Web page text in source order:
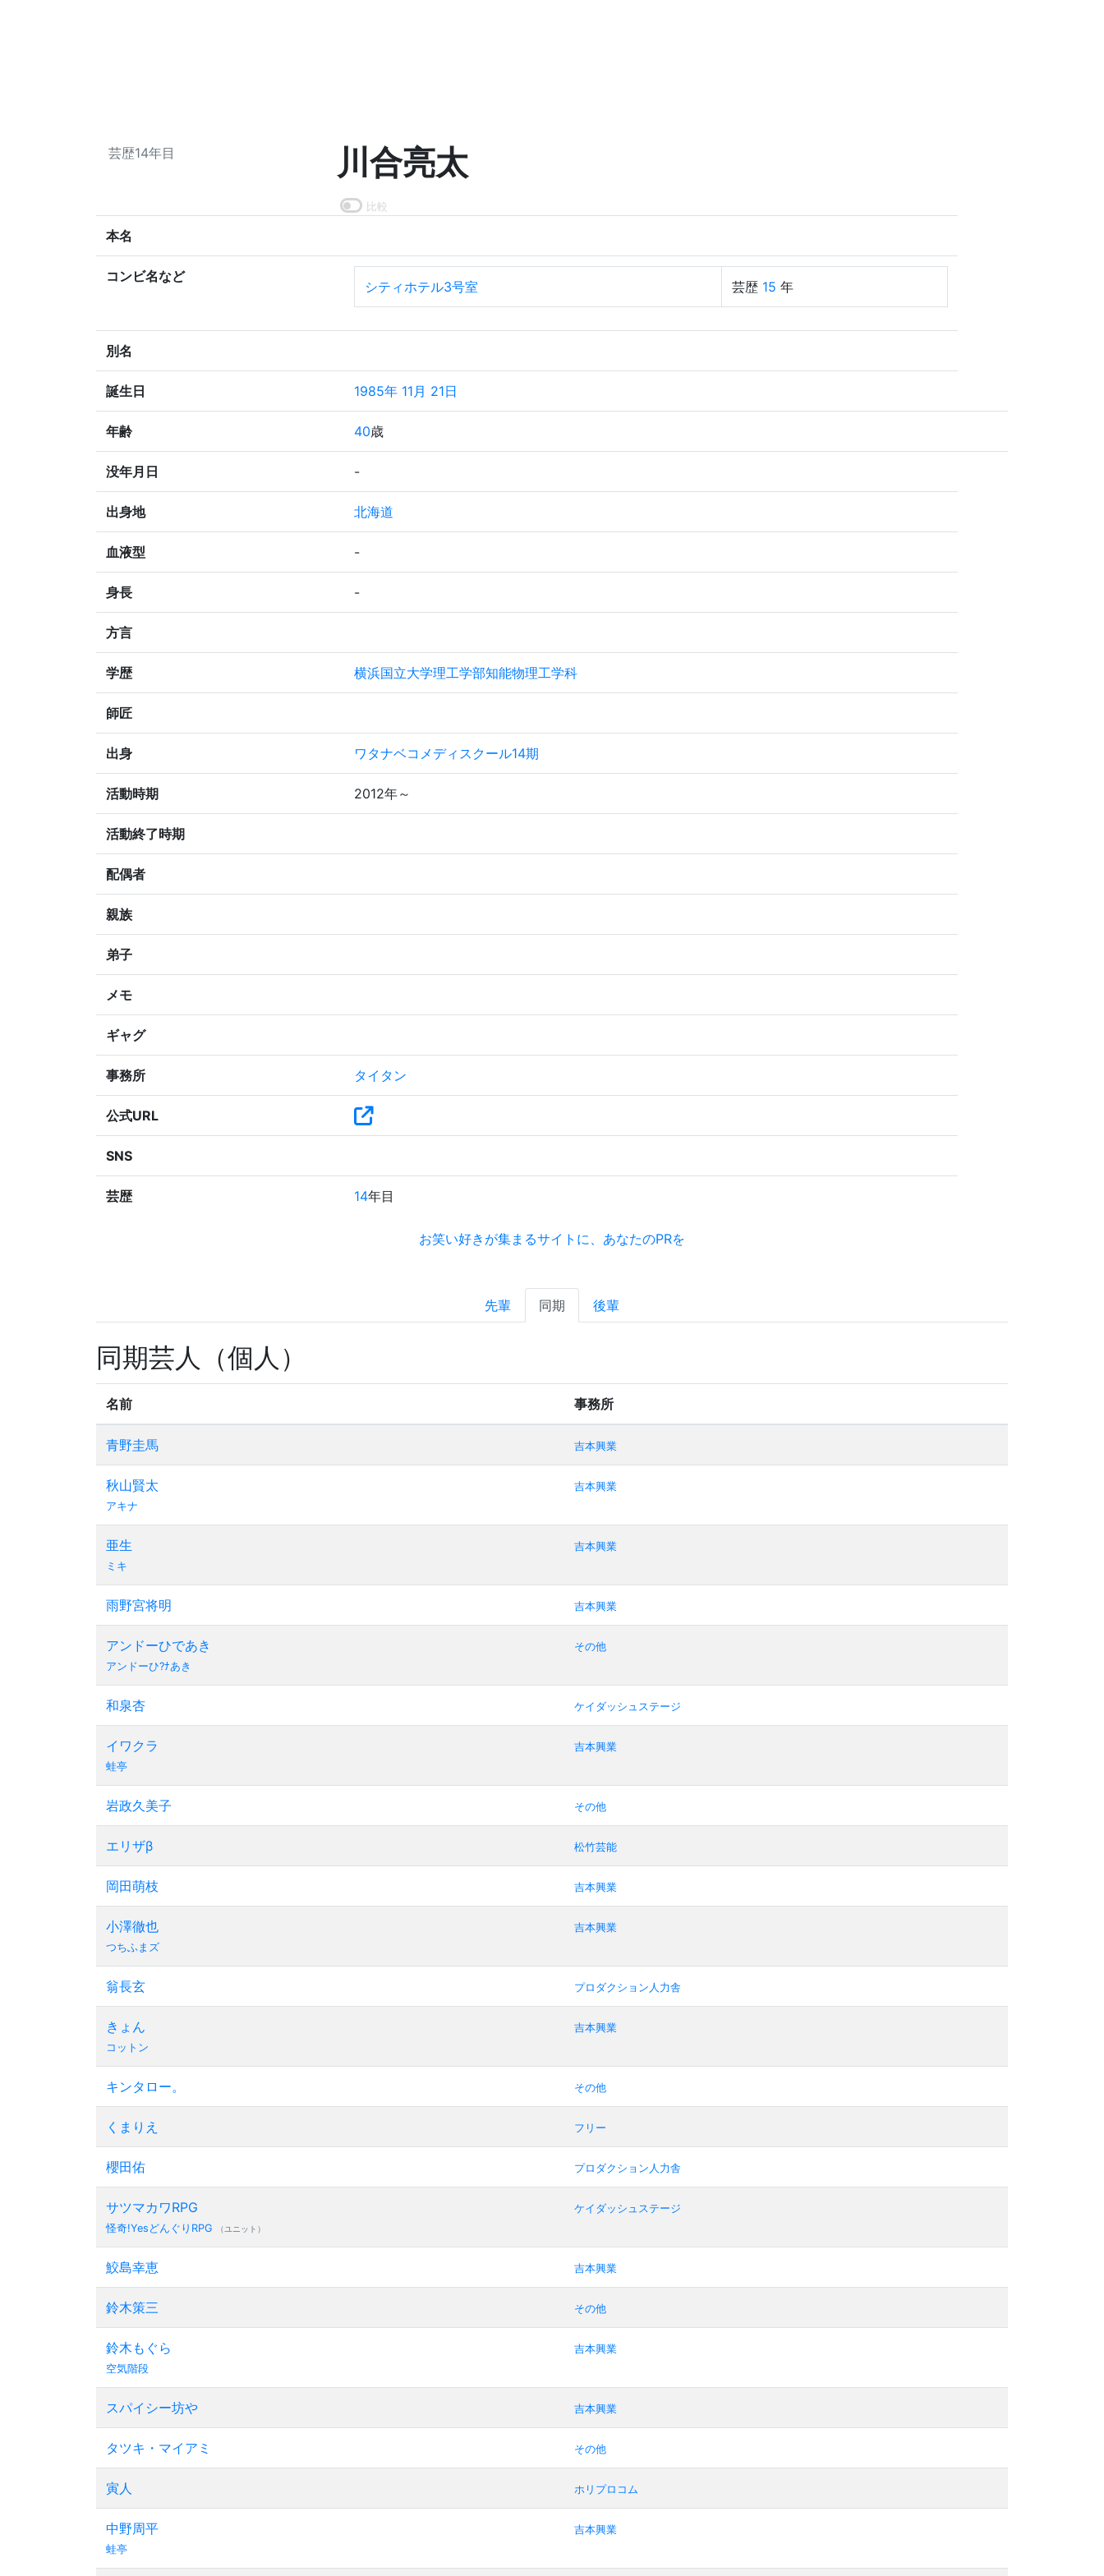
芸歴14年目 川合亮太
比較
本名
コンビ名など
シティホテル3号室 芸歴 15 年
別名
誕生日 1985年 11月 21日
年齢 40歳
没年月日 -
出身地 北海道
血液型 -
身長 -
方言
学歴 横浜国立大学理工学部知能物理工学科
師匠
出身 ワタナベコメディスクール14期
活動時期 2012年～
活動終了時期
配偶者
親族
弟子
メモ
ギャグ
事務所 タイタン
公式URL
SNS
芸歴 14年目
お笑い好きが集まるサイトに、あなたのPRを
先輩 同期 後輩
同期芸人（個人）
名前 事務所
青野圭馬 吉本興業
秋山賢太
アキナ
吉本興業
亜生
ミキ
吉本興業
雨野宮将明 吉本興業
アンドーひであき
アンドーひ?ﾅあき
その他
和泉杏 ケイダッシュステージ
イワクラ
蛙亭
吉本興業
岩政久美子 その他
エリザβ 松竹芸能
岡田萌枝 吉本興業
小澤徹也
つちふまズ
吉本興業
翁長玄 プロダクション人力舎
きょん
コットン
吉本興業
キンタロー。 その他
くまりえ フリー
櫻田佑 プロダクション人力舎
サツマカワRPG
怪奇!YesどんぐりRPG （ユニット）
ケイダッシュステージ
鮫島幸恵 吉本興業
鈴木策三 その他
鈴木もぐら
空気階段
吉本興業
スパイシー坊や 吉本興業
タツキ・マイアミ その他
寅人 ホリプロコム
中野周平
蛙亭
吉本興業